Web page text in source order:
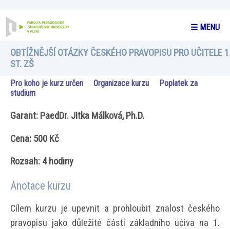
☰ MENU
OBTÍŽNĚJŠÍ OTÁZKY ČESKÉHO PRAVOPISU PRO UČITELE
ST. ZŠ
Pro koho je kurz určen Organizace kurzu
Poplatek za
studium
Garant: PaedDr. Jitka Málková, Ph.D.
Cena: 500 Kč
Rozsah: 4 hodiny
Anotace kurzu
Cílem kurzu je upevnit a prohloubit znalost českého
pravopisu jako důležité části základního učiva na 1.